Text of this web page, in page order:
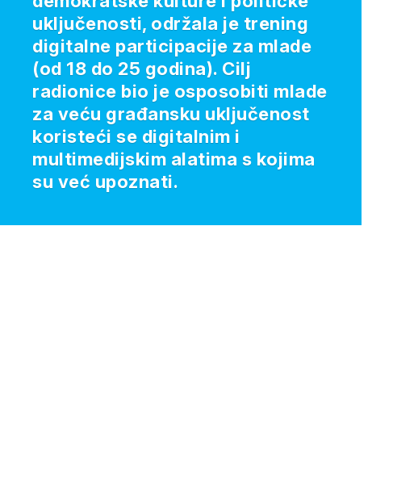
uključenosti, održala je trening
digitalne participacije za mlade
(od 18 do 25 godina). Cilj
radionice bio je osposobiti mlade
za veću građansku uključenost
koristeći se digitalnim i
multimedijskim alatima s kojima
su već upoznati.